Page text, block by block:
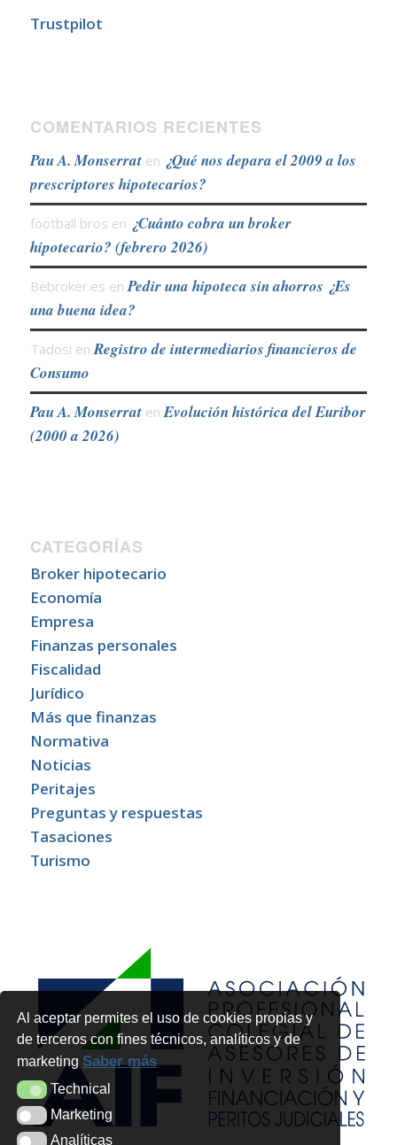
Al aceptar permites el uso de cookies propias y
de terceros con fines técnicos, analíticos y de
marketingSaber más
TechnicalTechnical
MarketingMarketing
AnalíticasAnalíticas
Trustpilot
COMENTARIOS RECIENTES
Pau A. Monserraten ¿Qué nos depara el 2009 a los
prescriptores hipotecarios?
football bros en ¿Cuánto cobra un broker
hipotecario? (febrero 2026)
Bebroker.es en Pedir una hipoteca sin ahorros ¿Es
una buena idea?
Tadosi en Registro de intermediarios financieros de
Consumo
Pau A. Monserraten Evolución histórica del Euribor
(2000 a 2026)
CATEGORÍAS
Broker hipotecario
Economía
Empresa
Finanzas personales
Fiscalidad
Jurídico
Más que finanzas
Normativa
Noticias
Peritajes
Preguntas y respuestas
Tasaciones
Turismo